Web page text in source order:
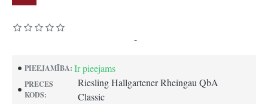
PIEEJAMĪBA: Ir pieejams
PRECES
KODS:
Riesling Hallgartener Rheingau QbA
Classic
-